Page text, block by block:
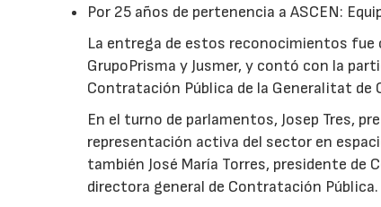
Por 25 años de pertenencia a ASCEN:
La entrega de estos reconocimientos
GrupoPrisma y Jusmer, y contó con la
Contratación Pública de la Generalitat de
En el turno de parlamentos, Josep Tres,
representación activa del sector en
también José María Torres, presidente de
directora general de Contratación Pública.